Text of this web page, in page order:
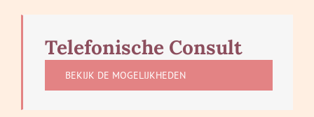
Telefonische Consult
BEKIJK DE MOGELIJKHEDEN